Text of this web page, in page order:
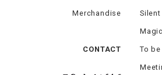
Merchandise
CONTACT To